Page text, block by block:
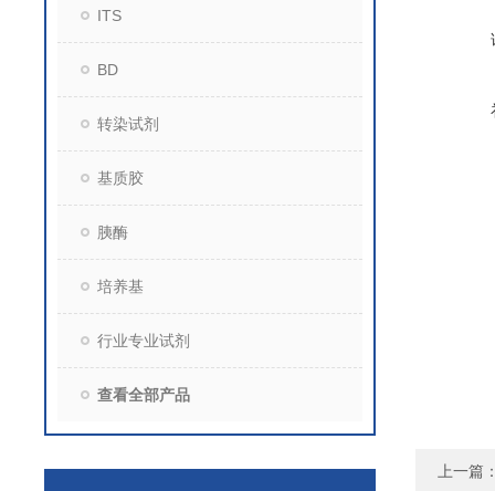
ITS
BD
转染试剂
基质胶
胰酶
培养基
行业专业试剂
查看全部产品
上一篇